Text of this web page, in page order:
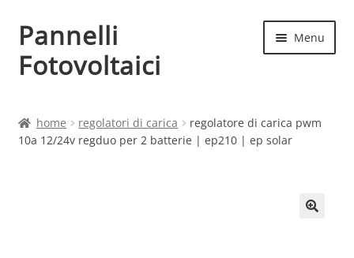
Vai
alla
navigazione
Vai
al
contenuto
Pannelli
Fotovoltaici
Menu
Cart
home regolatori di carica
regolatore di carica pwm
10a 12/24v regduo per 2 batterie | ep210 | ep solar